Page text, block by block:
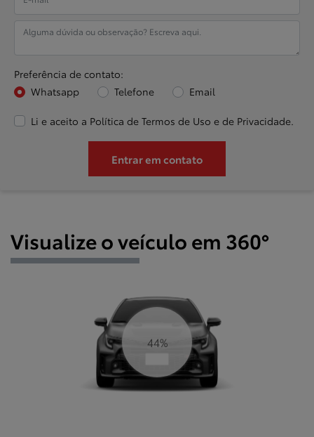
Preferência de contato:
Whatsapp
Telefone Email
Li e aceito a Política de Termos de Uso e de Privacidade.
Entrar em contato
Visualize o veículo em 360°
47%